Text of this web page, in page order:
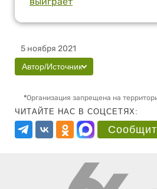
5 ноября 2021
Автор/Источник
*Организация запрещена на
ЧИТАЙТЕ НАС В СОЦСЕТЯХ: